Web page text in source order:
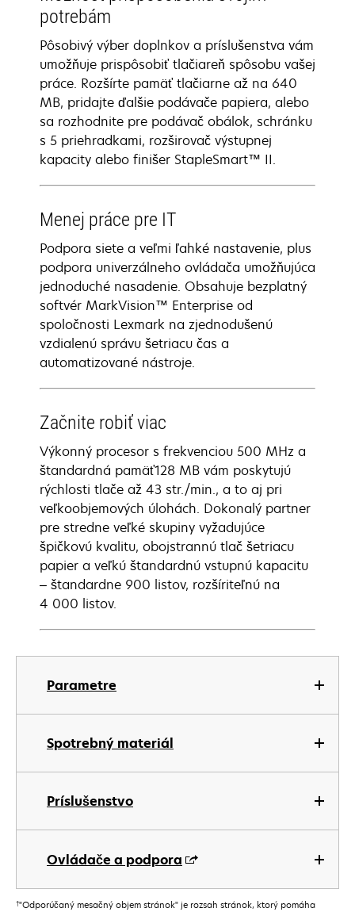
Parametre
Spotrebný materiál
Príslušenstvo
Ovládače a podpora
potrebám
Pôsobivý výber doplnkov a príslušenstva vám
umožňuje prispôsobiť tlačiareň spôsobu vašej
práce. Rozšírte pamäť tlačiarne až na 640
MB, pridajte ďalšie podávače papiera, alebo
sa rozhodnite pre podávač obálok, schránku
s 5 priehradkami, rozširovač výstupnej
kapacity alebo finišer StapleSmart™ II.
Menej práce pre IT
Podpora siete a veľmi ľahké nastavenie, plus
podpora univerzálneho ovládača umožňujúca
jednoduché nasadenie. Obsahuje bezplatný
softvér MarkVision™ Enterprise od
spoločnosti Lexmark na zjednodušenú
vzdialenú správu šetriacu čas a
automatizované nástroje.
Začnite robiť viac
Výkonný procesor s frekvenciou 500 MHz a
štandardná pamäť128 MB vám poskytujú
rýchlosti tlače až 43 str./min., a to aj pri
veľkoobjemových úlohách. Dokonalý partner
pre stredne veľké skupiny vyžadujúce
špičkovú kvalitu, obojstrannú tlač šetriacu
papier a veľkú štandardnú vstupnú kapacitu
– štandardne 900 listov, rozšíriteľnú na
4 000 listov.
†"Odporúčaný mesačný objem stránok" je rozsah stránok, ktorý pomáha